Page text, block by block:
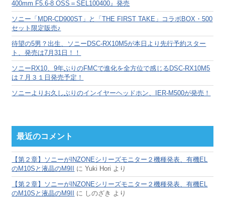
400mm F5.6-8 OSS＝SEL100400』発売
ソニー「MDR-CD900ST」と「THE FIRST TAKE」コラボBOX・500
セット限定販売♪
待望の5男？出生、ソニーDSC-RX10M5が本日より先行予約スター
ト、発売は7月31日！！
ソニーRX10、9年ぶりのFMCで進化を全方位で感じるDSC-RX10M5
は７月３１日発売予定！
ソニーよりお久しぶりのインイヤーヘッドホン、IER-M500が発売！
最近のコメント
【第２章】ソニーがINZONEシリーズモニター２機種発表、有機EL
のM10Sと液晶のM9II
にYuki Hori より
【第２章】ソニーがINZONEシリーズモニター２機種発表、有機EL
のM10Sと液晶のM9II
に しのざき より